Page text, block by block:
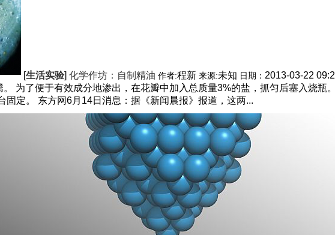
[生活实验] 化学作坊：自制精油 作者:程新 来源:未知 日期： 2013-03-22
为了便于有效成分地渗出，在花瓣中加入总质量3%的盐，抓匀后塞入烧
固定。 东方网6月14日消息：据《新闻晨报》报道，这两...